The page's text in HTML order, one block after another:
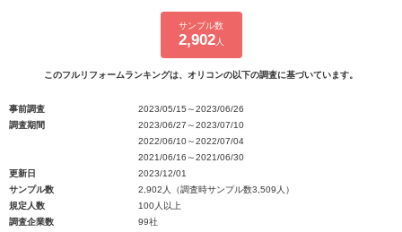
サンプル数
2,902人
このフルリフォームランキングは、オリコンの以下の調査に基づいています。
事前調査
2023/05/15～2023/06/26
調査期間
2023/06/27～2023/07/10
2022/06/10～2022/07/04
2021/06/16～2021/06/30
更新日
2023/12/01
サンプル数
2,902人（調査時サンプル数3,509人）
規定人数
100人以上
調査企業数
99社